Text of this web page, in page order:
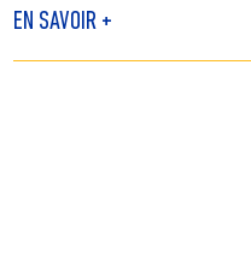
EN SAVOIR +